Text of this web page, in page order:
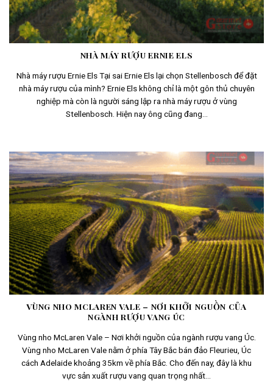
NHÀ MÁY RƯỢU ERNIE ELS
Nhà máy rượu Ernie Els Tại sai Ernie Els lại chọn Stellenbosch để đặt
nhà máy rượu của mình? Ernie Els không chỉ là một gôn thủ chuyên
nghiệp mà còn là người sáng lập ra nhà máy rượu ở vùng
Stellenbosch. Hiện nay ông cũng đang...
VÙNG NHO MCLAREN VALE – NƠI KHỞI NGUỒN CỦA
NGÀNH RƯỢU VANG ÚC
Vùng nho McLaren Vale – Nơi khởi nguồn của ngành rượu vang Úc.
Vùng nho McLaren Vale nằm ở phía Tây Bắc bán đảo Fleurieu, Úc
cách Adelaide khoảng 35km về phía Bắc. Cho đến nay, đây là khu
vực sản xuất rượu vang quan trọng nhất...